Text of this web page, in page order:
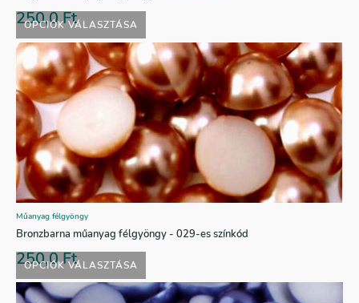
OPCIÓK VÁLASZTÁSA
250,0Ft
OPCIÓK VÁLASZTÁSA
Műanyag félgyöngy
Bronzbarna műanyag félgyöngy - 029-es színkód
250,0Ft